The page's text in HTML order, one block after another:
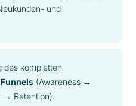
und
des kompletten
(Awareness →
→ Retention).